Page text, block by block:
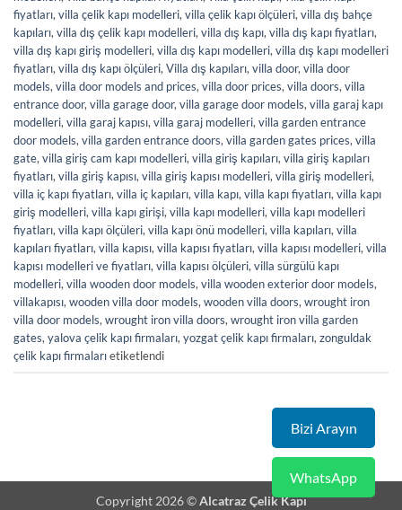
fiyatları,villa çelik kapı modelleri,villa çelik kapı ölçüleri,villa dış bahçe
kapıları,villa dış çelik kapı modelleri,villa dış kapı,villa dış kapı fiyatları,
villa dış kapı giriş modelleri,villa dış kapı modelleri,villa dış kapı modelleri
fiyatları,villa dış kapı ölçüleri,Villa dış kapıları,villa door,villa door
models,villa door models and prices,villa door prices,villa doors,villa
entrance door,villa garage door,villa garage door models,villa garaj kapı
modelleri,villa garaj kapısı,villa garaj modelleri,villa garden entrance
door models,villa garden entrance doors,villa garden gates prices,villa
gate,villa giriş cam kapı modelleri,villa giriş kapıları,villa giriş kapıları
fiyatları,villa giriş kapısı,villa giriş kapısı modelleri,villa giriş modelleri,
villa iç kapı fiyatları,villa iç kapıları,villa kapı,villa kapı fiyatları,villa kapı
giriş modelleri,villa kapı girişi,villa kapı modelleri,villa kapı modelleri
fiyatları,villa kapı ölçüleri,villa kapı önü modelleri,villa kapıları,villa
kapıları fiyatları,villa kapısı,villa kapısı fiyatları,villa kapısı modelleri,villa
kapısı modelleri ve fiyatları,villa kapısı ölçüleri,villa sürgülü kapı
modelleri,villa wooden door models,villa wooden exterior door models,
villakapısı,wooden villa door models,wooden villa doors,wrought iron
villa door models,wrought iron villa doors,wrought iron villa garden
gates,yalova çelik kapı firmaları,yozgat çelik kapı firmaları,zonguldak
çelik kapı firmalarıetiketlendi
Copyright 2026 ©Alcatraz Çelik Kapı
Bizi Arayın
WhatsApp